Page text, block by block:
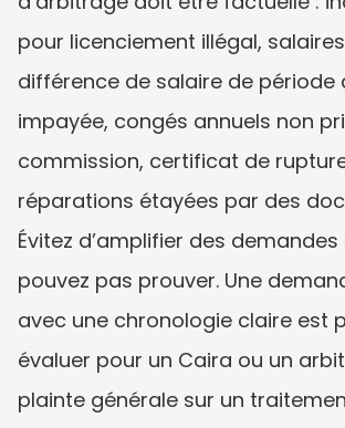
pour licenciement illégal,
différence de salaire de période
impayée, congés annuels non
commission, certificat de
réparations étayées par des
Évitez d’amplifier des
pouvez pas prouver. Une
avec une chronologie claire est
évaluer pour un Caira ou un
plainte générale sur un